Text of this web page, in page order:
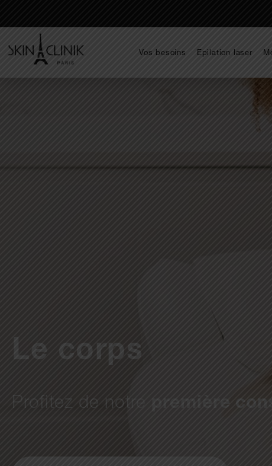
Vos besoins Epilation laser
Le corps
Profitez de notre première